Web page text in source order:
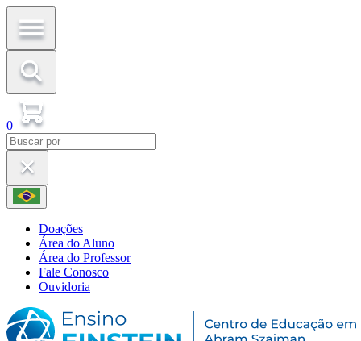
0
Doações
Área do Aluno
Área do Professor
Fale Conosco
Ouvidoria